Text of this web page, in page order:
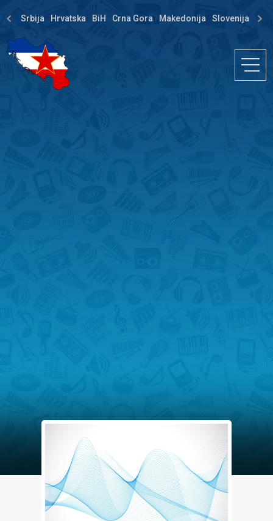
Srbija Hrvatska BiH Crna Gora Makedonija Slovenija